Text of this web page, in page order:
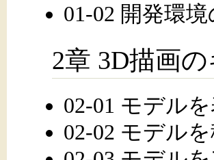
01-02 開発環
2章 3D描画
02-01 モデル
02-02 モデル